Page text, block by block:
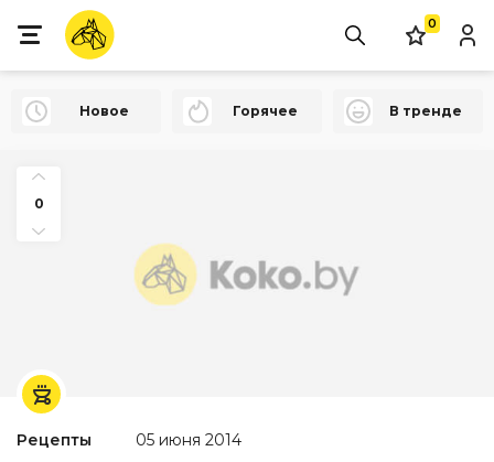
0
Новое Горячее В тренде
0
Рецепты 05 июня 2014